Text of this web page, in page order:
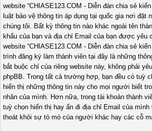
website “CHIASE123.COM - Diễn đàn chia sẻ
luật bảo vệ thông tin áp dụng tại quốc gia nơi đặt
chúng tôi. Bất kỳ thông tin nào khác ngoài tên
khẩu của bạn và địa chỉ Email của bạn được yêu
website “CHIASE123.COM - Diễn đàn chia sẻ
trình đăng ký làm thành viên tại đây là những
bắt buộc chỉ của riêng website này, không phải
phpBB. Trong tất cả trường hợp, bạn đều có tuỳ
hiển thị những thông tin này cho mọi người biết
nhân của mình. Hơn nữa, trong tài khoản thành
tuỳ chọn hiển thị hay ẩn đi địa chỉ Email của
thoát khỏi sự tò mò của người khác hay các cỗ